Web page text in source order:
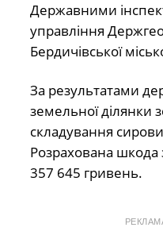
Державними
управління
Бердичівської
За результатами
земельної
складування
Розрахована шкода
357 645 гривень.